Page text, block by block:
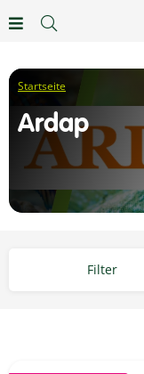
Ardap
Filter